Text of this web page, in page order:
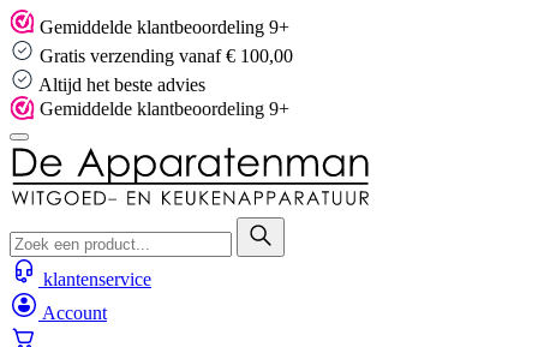
Skip
to
content
Gemiddelde klantbeoordeling 9+
Gratis verzending vanaf € 100,00
Altijd het beste advies
Gemiddelde klantbeoordeling 9+
klantenservice
Account